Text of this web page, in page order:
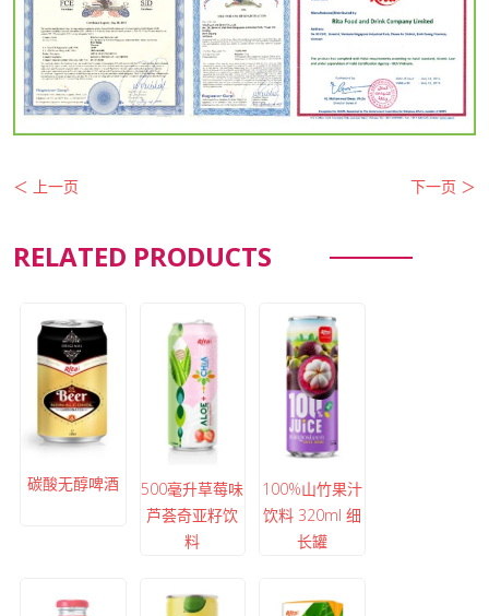
＜ 上一页 下一页 ＞
RELATED PRODUCTS
碳酸无醇啤酒
500毫升草莓味
芦荟奇亚籽饮
料
100%山竹果汁
饮料 320ml 细
长罐